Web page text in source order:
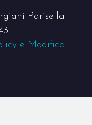
Parisella
e Modifica